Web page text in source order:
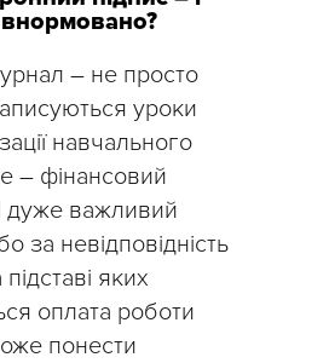
– не просто
уроки
навчального
– фінансовий
дуже важливий
за невідповідність
яких
оплата роботи
понести